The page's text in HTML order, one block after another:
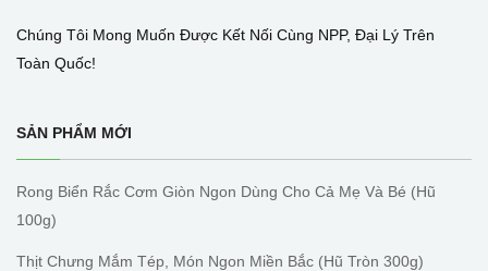
Chúng Tôi Mong Muốn Được Kết Nối Cùng NPP, Đại Lý Trên
Toàn Quốc!
SẢN PHẨM MỚI
Rong Biển Rắc Cơm Giòn Ngon Dùng Cho Cả Mẹ Và Bé (hũ
100g)
Thịt Chưng Mắm Tép, Món Ngon Miền Bắc (hũ Tròn 300g)